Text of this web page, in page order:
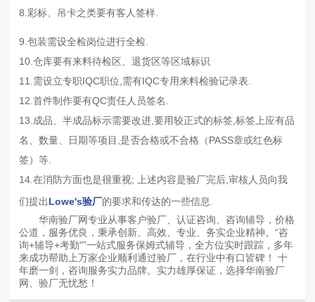
8.彩标、吊卡之类要有客人签样.
9.包装需设全检岗位进行全检.
10.仓库要有来料待检区、退货区等区域标识
11.需设立专职IQC职位,需有IQC专用来料检验记录表.
12.首件制作要有QC责任人员签名.
13.成品、半成品标示需要改进,要用较正式的标签,标签上应有品
名、数量、日期等项目,是否合格或不合格（PASS章或红色标
签）等.
14.在消防方面也是很重视; 上述内容是验厂完后,审核人员向我
们提出Lowe's验厂的要求和传达的一些信息.
华南验厂网专业从事客户验厂、认证咨询、咨询辅导，价格
公道，服务优良，秉承创新、高效、专业、务实企业精神。“咨
询+辅导+考勤"”一站式服务保姆式辅导，全方位实时跟踪，多年
来成功帮助上万家企业顺利通过验厂，在行业中有口皆碑！ 十
年磨一剑，咨询服务实力品牌。实力雄厚保证，选择华南验厂
网、验厂无忧愁！